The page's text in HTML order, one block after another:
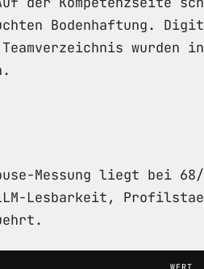
Bodenhaftung.
Messung liegt bei 68/
Lesbarkeit,